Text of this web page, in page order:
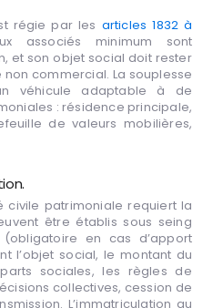
régie par les articles 1832 à
associés minimum sont
et son objet social doit rester
commercial. La souplesse
véhicule adaptable à de
: résidence principale,
de valeurs mobilières,
civile patrimoniale requiert la
être établis sous seing
en cas d’apport
l’objet social, le montant du
sociales, les règles de
collectives, cession de
L’immatriculation au